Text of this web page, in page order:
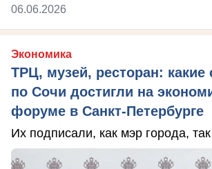
06.06.2026
Экономика
ТРЦ, музей, ресторан: какие
по Сочи достигли на
форуме в Санкт-Петербурге
Их подписали, как мэр города,